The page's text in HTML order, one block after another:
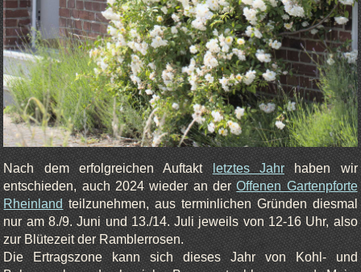
Nach dem erfolgreichen Auftaktletztes Jahrhaben wir
entschieden, auch 2024 wieder an derOffenen Gartenpforte
Rheinlandteilzunehmen, aus terminlichen Gründen diesmal
nur am 8./9. Juni und 13./14. Juli jeweils von 12-16 Uhr, also
zur Blütezeit der Ramblerrosen.
Die Ertragszone kann sich dieses Jahr von Kohl- und